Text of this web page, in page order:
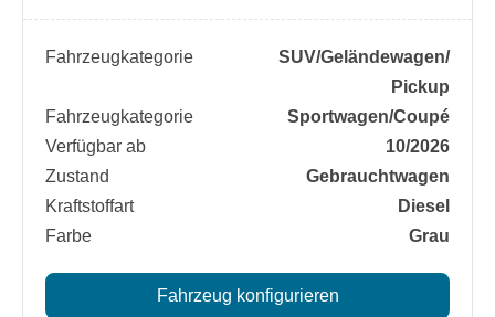
Fahrzeugkategorie
SUV/​Geländewagen/​
Pickup
Fahrzeugkategorie
Sportwagen/​Coupé
Verfügbar ab
10/2026
Zustand
Gebrauchtwagen
Kraftstoffart
Diesel
Farbe
Grau
Fahrzeug konfigurieren